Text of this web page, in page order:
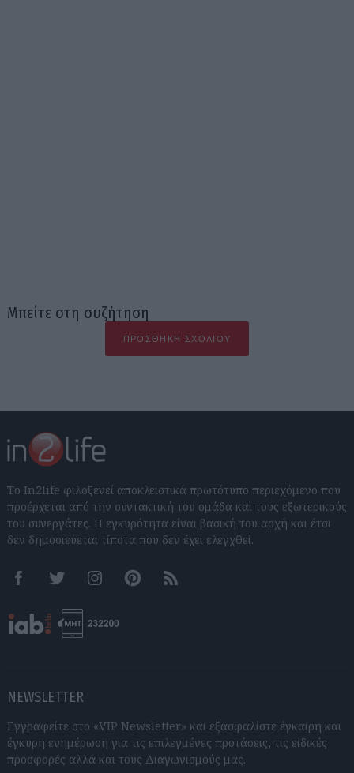
Μπείτε στη συζήτηση
ΠΡΟΣΘΉΚΗ ΣΧΟΛΊΟΥ
Το In2life φιλοξενεί αποκλειστικά πρωτότυπο περιεχόμενο που
προέρχεται από την συντακτική του ομάδα και τους εξωτερικούς
του συνεργάτες. Η εγκυρότητα είναι βασική του αρχή και έτσι
δεν δημοσιεύεται τίποτα που δεν έχει ελεγχθεί.
FacebookTwitter InstagramPinterestRSS feeds
NEWSLETTER
Εγγραφείτε στο «VIP Newsletter» και εξασφαλίστε έγκαιρη και
έγκυρη ενημέρωση για τις επιλεγμένες προτάσεις, τις ειδικές
προσφορές αλλά και τους Διαγωνισμούς μας.